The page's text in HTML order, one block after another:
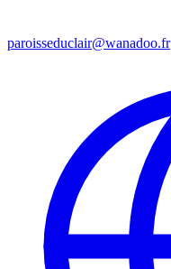
paroisseduclair@wanadoo.fr